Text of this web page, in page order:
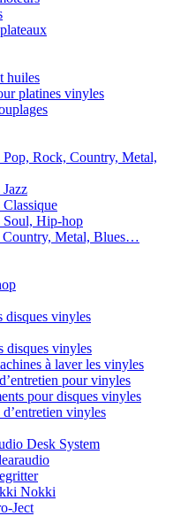
huiles
platines vinyles
Rock, Country, Metal,
Soul, Hip-hop
Country, Metal, Blues…
disques vinyles
disques vinyles
à laver les vinyles
pour vinyles
pour disques vinyles
d’entretien vinyles
Desk System
Nokki
Ject